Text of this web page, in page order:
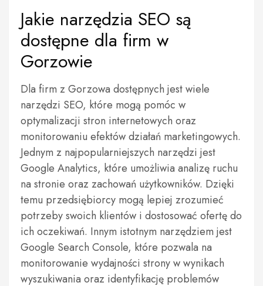
Jakie narzędzia SEO są
dostępne dla firm w
Gorzowie
Dla firm z Gorzowa dostępnych jest wiele
narzędzi SEO, które mogą pomóc w
optymalizacji stron internetowych oraz
monitorowaniu efektów działań marketingowych.
Jednym z najpopularniejszych narzędzi jest
Google Analytics, które umożliwia analizę ruchu
na stronie oraz zachowań użytkowników. Dzięki
temu przedsiębiorcy mogą lepiej zrozumieć
potrzeby swoich klientów i dostosować ofertę do
ich oczekiwań. Innym istotnym narzędziem jest
Google Search Console, które pozwala na
monitorowanie wydajności strony w wynikach
wyszukiwania oraz identyfikację problemów